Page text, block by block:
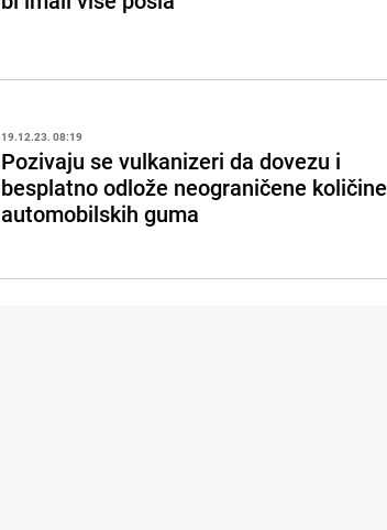
19.12.23. 08:19
Pozivaju se vulkanizeri da dovezu i
besplatno odlože neograničene količine
automobilskih guma